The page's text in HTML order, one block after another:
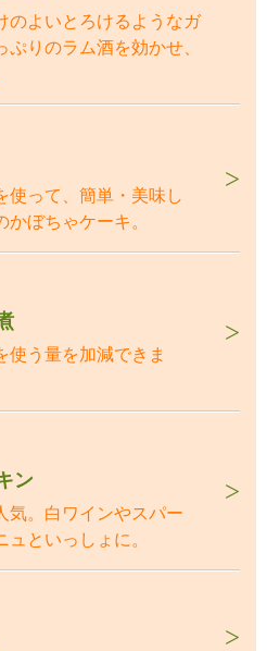
のよいとろけるようなガ
ぷりのラム酒を効かせ、
使って、簡単・美味し
ぼちゃケーキ。
使う量を加減できま
ン
気。白ワインやスパー
といっしょに。